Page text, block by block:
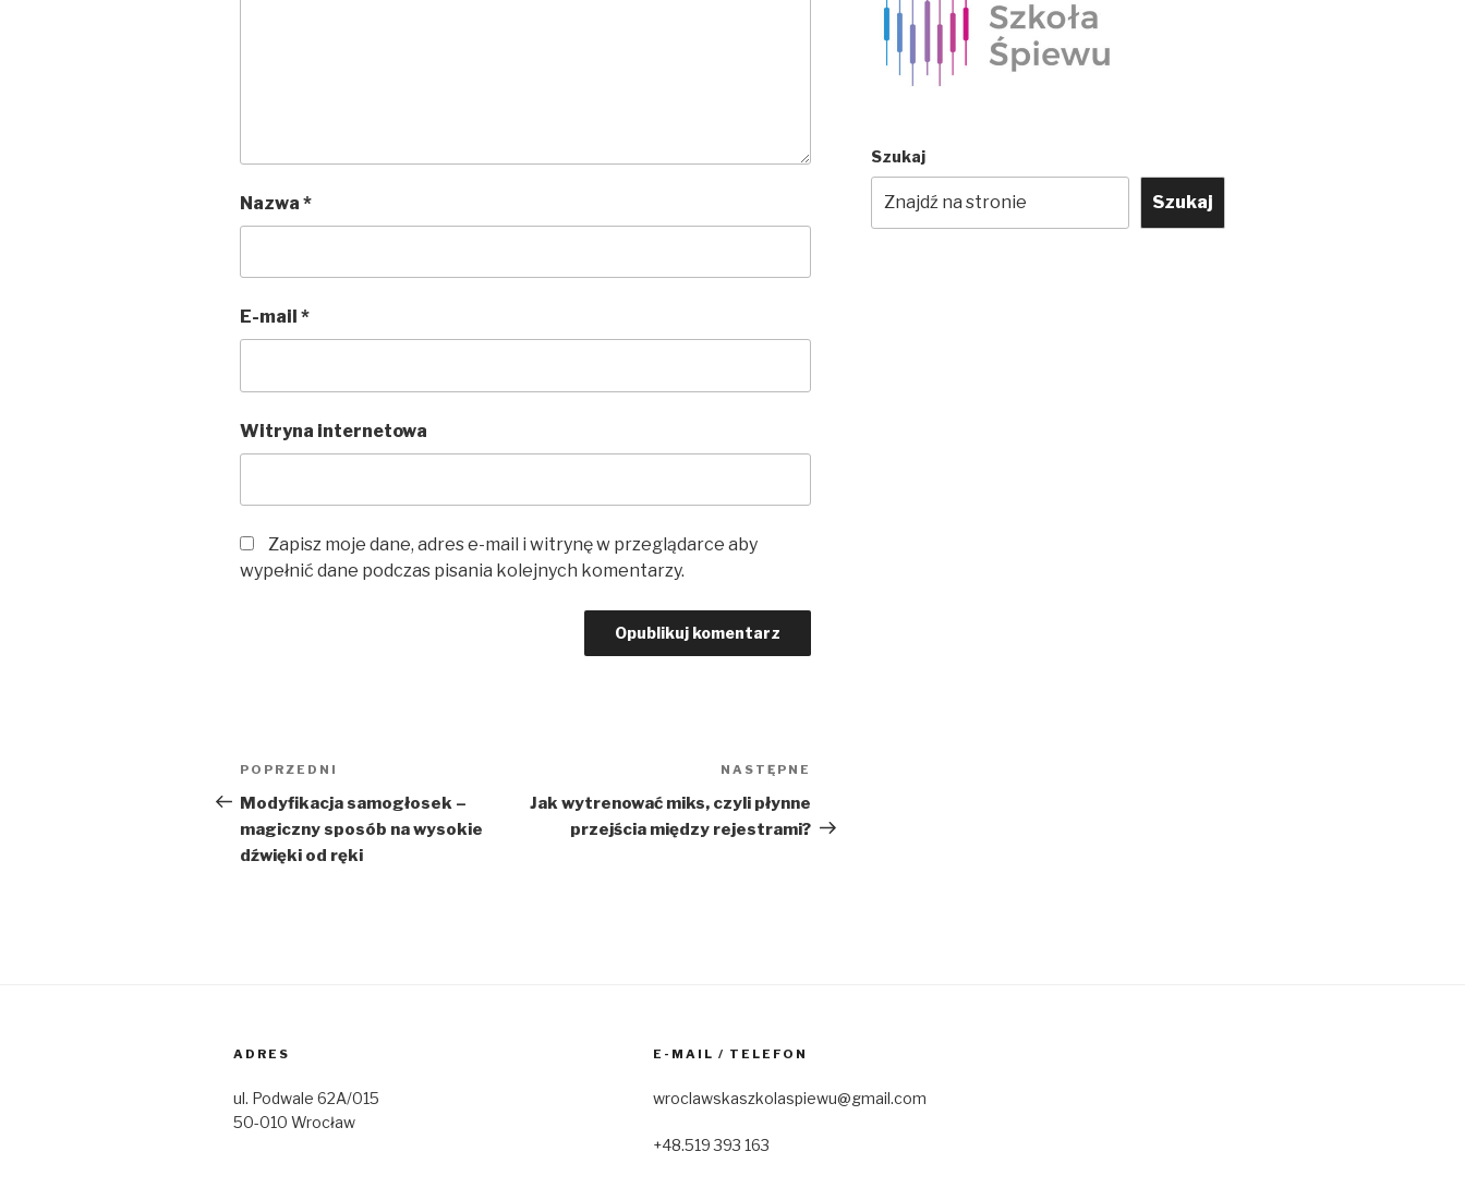
Nazwa *
E-mail *
Witryna internetowa
Zapisz moje dane, adres e-mail i witrynę w przeglądarce aby
wypełnić dane podczas pisania kolejnych komentarzy.
Nawigacja
wpisu
Poprzedni
wpis
POPRZEDNI
Modyfikacja samogłosek –
magiczny sposób na wysokie
dźwięki od ręki
NASTĘPNE
Jak wytrenować miks, czyli płynne
przejścia między rejestrami?
Szukaj
Szukaj
ADRES
ul. Podwale 62A/015
50-010 Wrocław
E-MAIL / TELEFON
wroclawskaszkolaspiewu@gmail.com
+48.519 393 163